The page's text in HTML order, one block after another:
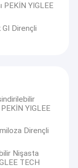
PEKİN YIGLEE
GI Dirençli
YIGLEE
Dirençli
Nişasta
TECH